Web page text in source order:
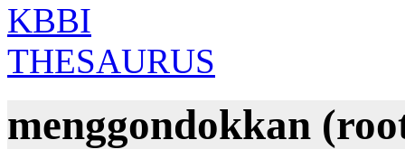
KBBI
THESAURUS
menggondokkan